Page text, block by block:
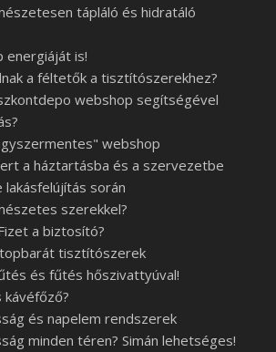
tápláló és hidratáló
energiáját is!
a féltetők a tisztítószerekhez?
webshop segítségével
webshop
a háztartásba és a szervezetbe
során
szerekkel?
a biztosító?
tisztítószerek
és fűtés hőszivattyúval!
és napelem rendszerek
minden téren? Simán lehetséges!